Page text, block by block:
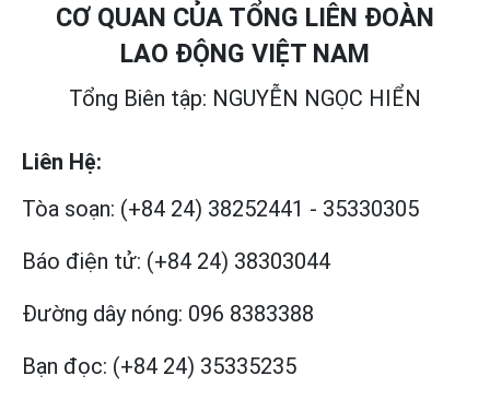
CƠ QUAN CỦA TỔNG LIÊN ĐOÀN
LAO ĐỘNG VIỆT NAM
Tổng Biên tập: NGUYỄN NGỌC HIỂN
Liên Hệ:
Tòa soạn: (+84 24) 38252441 - 35330305
Báo điện tử: (+84 24) 38303044
Đường dây nóng: 096 8383388
Bạn đọc: (+84 24) 35335235